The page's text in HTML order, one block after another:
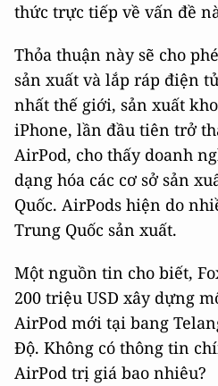
thức trực tiếp về vấn đề
Thỏa thuận này sẽ cho
sản xuất và lắp ráp điện
nhất thế giới, sản xuất
iPhone, lần đầu tiên trở
AirPod, cho thấy doanh
dạng hóa các cơ sở sản
Quốc. AirPods hiện do
Trung Quốc sản xuất.
Một nguồn tin cho biết,
200 triệu USD xây dựng
AirPod mới tại bang
Độ. Không có thông tin
AirPod trị giá bao nhiêu?